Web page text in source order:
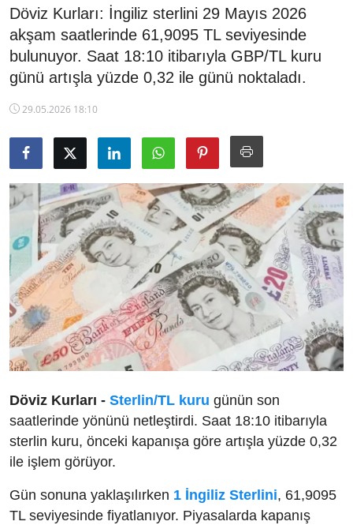
Kripto Paralar
Çeviriciler
TCMB Kurları
Emtia Fiyatları
Kapalı Çarşı
Şirket Haberleri
Döviz Kurları: İngiliz sterlini 29 Mayıs 2026
akşam saatlerinde 61,9095 TL seviyesinde
bulunuyor. Saat 18:10 itibarıyla GBP/TL kuru
günü artışla yüzde 0,32 ile günü noktaladı.
29.05.2026 18:10
Döviz Kurları - Sterlin/TL kuru günün son
saatlerinde yönünü netleştirdi. Saat 18:10 itibarıyla
sterlin kuru, önceki kapanışa göre artışla yüzde 0,32
ile işlem görüyor.
Gün sonuna yaklaşılırken 1 İngiliz Sterlini, 61,9095
TL seviyesinde fiyatlanıyor. Piyasalarda kapanış